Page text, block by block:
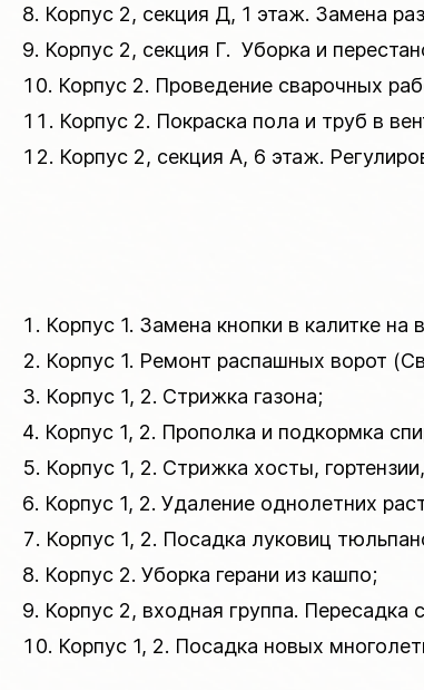
Корпус 2, секция Д, 1 этаж. Замена
Корпус 2, секция Г. Уборка и
Корпус 2. Проведение сварочных
Корпус 2. Покраска пола и труб в
Корпус 2, секция А, 6 этаж.
Корпус 1. Замена кнопки в калитке на
Корпус 1. Ремонт распашных ворот
Корпус 1, 2. Стрижка газона;
Корпус 1, 2. Прополка и подкормка
Корпус 1, 2. Стрижка хосты,
Корпус 1, 2. Удаление однолетних
Корпус 1, 2. Посадка луковиц
Корпус 2. Уборка герани из кашпо;
Корпус 2, входная группа. Пересадка
Корпус 1, 2. Посадка новых